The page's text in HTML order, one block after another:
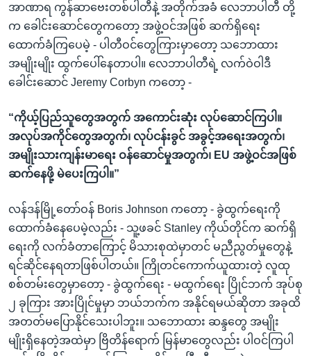
အာဏာရ ကွန်ဆာဗေးတစ်ပါတီနဲ့ အတိုက်အခံ လေဘာပါတီ တို့
က ခေါင်းဆောင်တွေကတော့ အဖွဲ့ဝင်အဖြစ် ဆက်ရှိရေး
ထောက်ခံကြပေမဲ့ - ပါတီဝင်တွေကြားမှာတော့ သဘောထား
အမျိုးမျိုး ထွက်ပေါ်နေတာပါ။ လေဘာပါတီရဲ့ လက်ဝဲဝါဒီ
ခေါင်းဆောင် Jeremy Corbyn ကတော့ -
“ကိုယ့်ပြည်သူတွေအတွက် အကောင်းဆုံး လုပ်ဆောင်ကြပါ။
အလုပ်အကိုင်တွေအတွက်၊ လုပ်ငန်းခွင် အခွင့်အရေးအတွက်၊
အမျိုးသားကျန်းမာရေး ဝန်ဆောင်မှုအတွက်၊ EU အဖွဲ့ဝင်အဖြစ်
ဆက်နေဖို့ မဲပေးကြပါ။”
လန်ဒန်မြို့တော်ဝန် Boris Johnson ကတော့ - ခွဲထွက်ရေးကို
ထောက်ခံနေပေမဲ့လည်း - သူ့ဖခင် Stanley ကိုယ်တိုင်က ဆက်ရှိ
ရေးကို လက်ခံတာကြောင့် မိသားစုထဲမှာတင် မညီညွတ်မှုတွေနဲ့
ရင်ဆိုင်နေရတာဖြစ်ပါတယ်။ ကြိုတင်ကောက်ယူထားတဲ့ လူထု
စစ်တမ်းတွေမှာတော့ - ခွဲထွက်ရေး - မထွက်ရေး ပြိုင်ဘက် အုပ်စု
၂ ခုကြား အားပြိုင်မှုမှာ ဘယ်ဘက်က အနိုင်ရမယ်ဆိုတာ အခုထိ
အတတ်မပြောနိုင်သေးပါဘူး။ သဘောထား ဆန္ဒတွေ အမျိုး
မျိုးရှိနေတဲ့အထဲမှာ ဗြိတိန်ရောက် မြန်မာတွေလည်း ပါဝင်ကြပါ